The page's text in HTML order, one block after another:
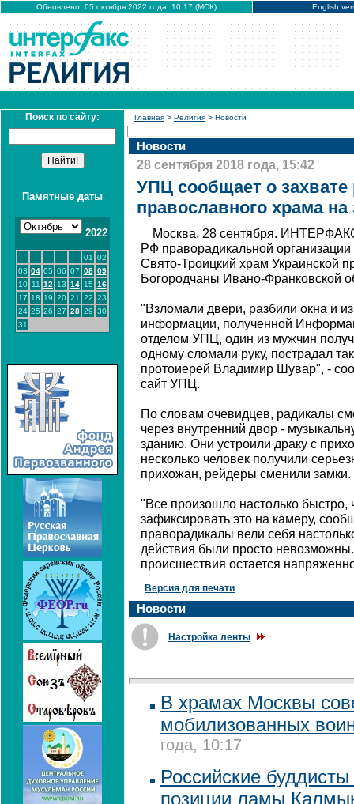
Обновлено: 05 октября 2022 года, 10:17 (МСК) English
Поиск по сайту:
Памятные даты
2022
01
02
03 04 05 06 07 08 09
10
11 12 13 14 15 16
17 18 19 20 21 22 23
24 25 26 27 28 29 30
31
Главная > Религия > Новости
Новости
28 сентября 2018 года, 15:42
УПЦ сообщает о
православного храма
Москва. 28 сентября.
РФ праворадикальной
Свято-Троицкий храм Украинской
Богородчаны Ивано-Франковской
"Взломали двери, разбили окна и
информации, полученной
отделом УПЦ, один из мужчин
одному сломали руку, пострадал
протоиерей Владимир Шувар", -
сайт УПЦ.
По словам очевидцев, радикалы
через внутренний двор -
зданию. Они устроили драку с
несколько человек получили
прихожан, рейдеры сменили замки.
"Все произошло настолько быстро,
зафиксировать это на камеру,
праворадикалы вели себя
действия были просто
происшествия остается
Версия для печати
Новости
Настройка ленты
В храмах Москвы
мобилизованных
года, 10:17
Российские
позиции ламы